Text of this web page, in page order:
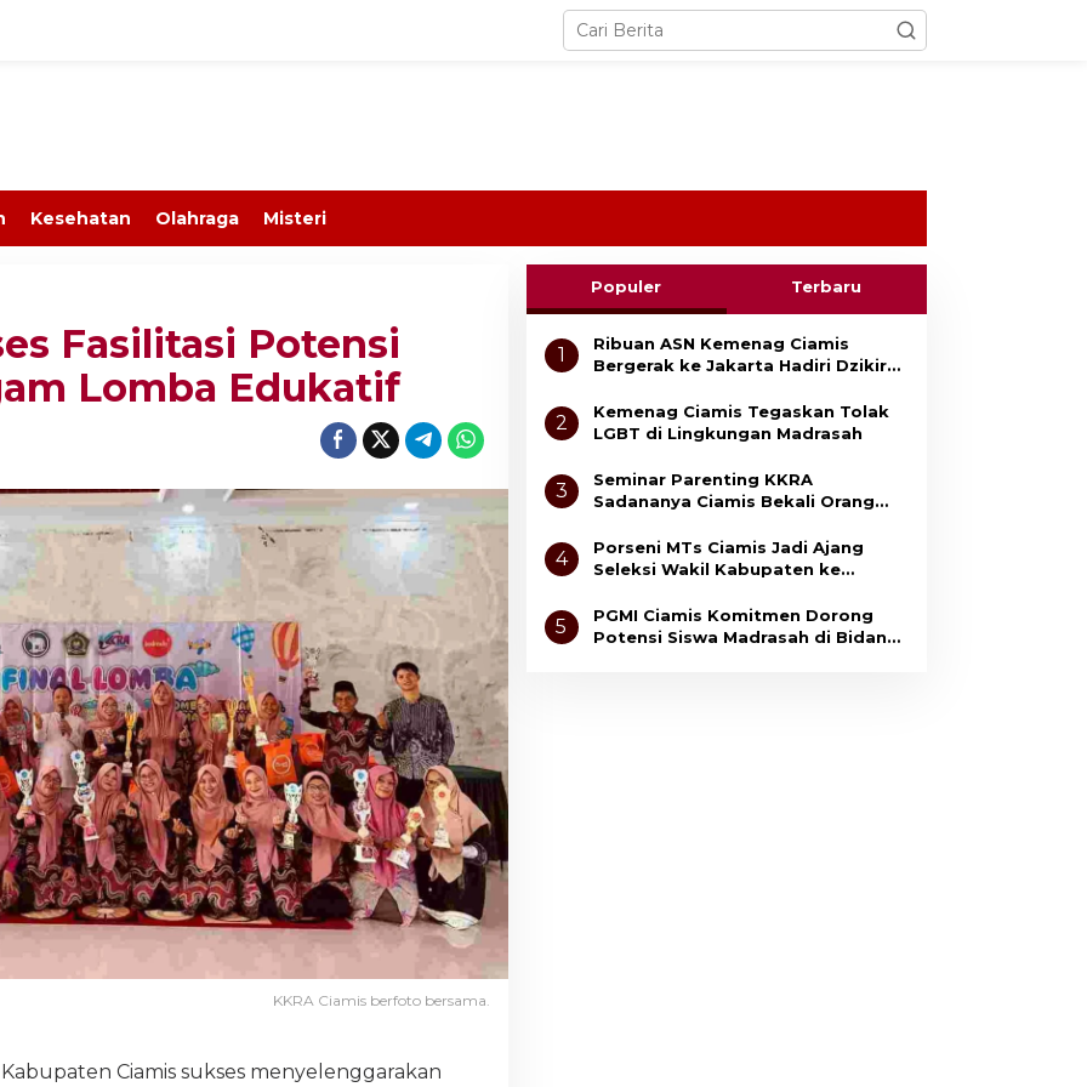
Kesehatan Olahraga Misteri
Fasilitasi Potensi
Lomba Edukatif
KKRA Ciamis berfoto bersama.
Kabupaten Ciamis sukses menyelenggarakan
Populer Terbaru
1
Ribuan ASN Kemenag Ciamis
Bergerak ke Jakarta Hadiri Dzikir
2
Kemenag Ciamis Tegaskan Tolak
LGBT di Lingkungan Madrasah
3
Seminar Parenting KKRA
Sadananya Ciamis Bekali Orang
Anak
4
Porseni MTs Ciamis Jadi Ajang
Seleksi Wakil Kabupaten ke
5
PGMI Ciamis Komitmen Dorong
Potensi Siswa Madrasah di Bidang